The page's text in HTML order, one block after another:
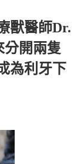
獸醫師Dr.
分開兩隻
為利牙下